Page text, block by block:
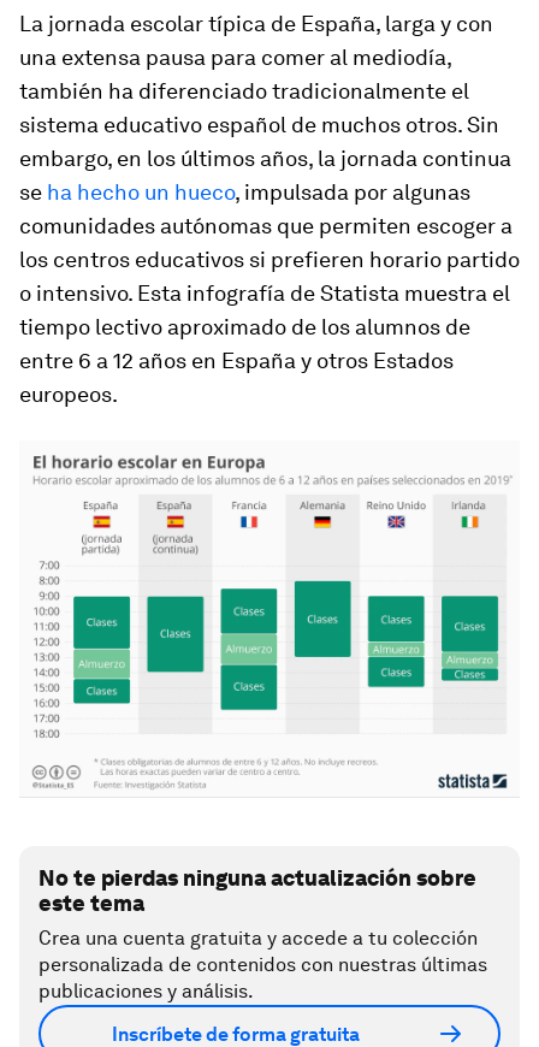
La jornada escolar típica de España, larga y con
una extensa pausa para comer al mediodía,
también ha diferenciado tradicionalmente el
sistema educativo español de muchos otros. Sin
embargo, en los últimos años, la jornada continua
se ha hecho un hueco, impulsada por algunas
comunidades autónomas que permiten escoger a
los centros educativos si prefieren horario partido
o intensivo. Esta infografía de Statista muestra el
tiempo lectivo aproximado de los alumnos de
entre 6 a 12 años en España y otros Estados
europeos.
No te pierdas ninguna actualización sobre
este tema
Crea una cuenta gratuita y accede a tu colección
personalizada de contenidos con nuestras últimas
publicaciones y análisis.
Inscríbete de forma gratuita